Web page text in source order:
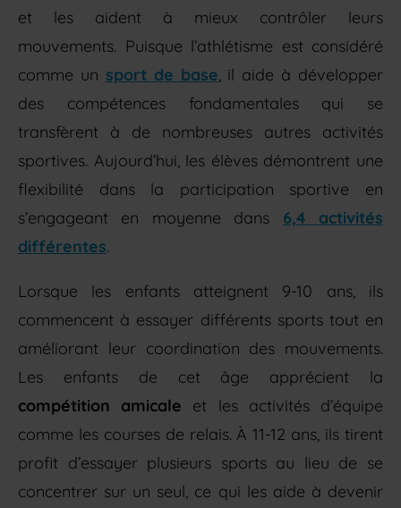
et les aident à mieux contrôler leurs
mouvements. Puisque l’athlétisme est considéré
comme un sport de base , il aide à développer
des compétences fondamentales qui se
transfèrent à de nombreuses autres activités
sportives. Aujourd’hui, les élèves démontrent une
flexibilité dans la participation sportive en
s’engageant en moyenne dans 6,4 activités
différentes.
Lorsque les enfants atteignent 9-10 ans, ils
commencent à essayer différents sports tout en
améliorant leur coordination des mouvements.
Les enfants de cet âge apprécient la
compétition amicale et les activités d’équipe
comme les courses de relais. À 11-12 ans, ils tirent
profit d’essayer plusieurs sports au lieu de se
concentrer sur un seul, ce qui les aide à devenir